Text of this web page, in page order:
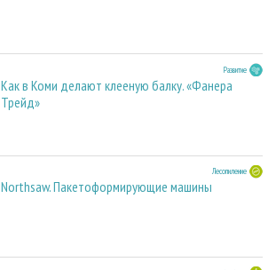
Развитие
Как в Коми делают клееную балку. «Фанера
Трейд»
Лесопиление
Northsaw. Пакетоформирующие машины